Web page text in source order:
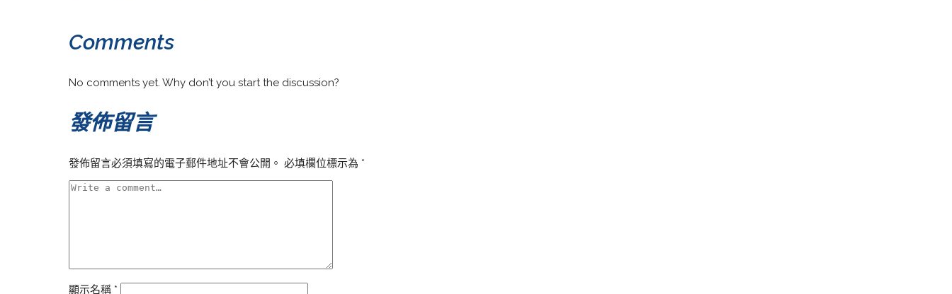
Comments
No comments yet. Why don’t you start the discussion?
發佈留言
發佈留言必須填寫的電子郵件地址不會公開。 必填欄位標示為 *
顯示名稱 *